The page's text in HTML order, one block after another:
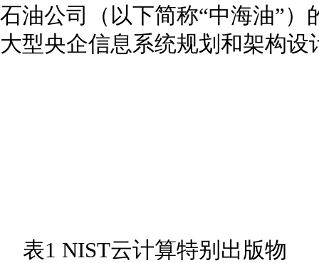
石油公司（以下简称“中海油”
大型央企信息系统规划和架构设
表1 NIST云计算特别出版物